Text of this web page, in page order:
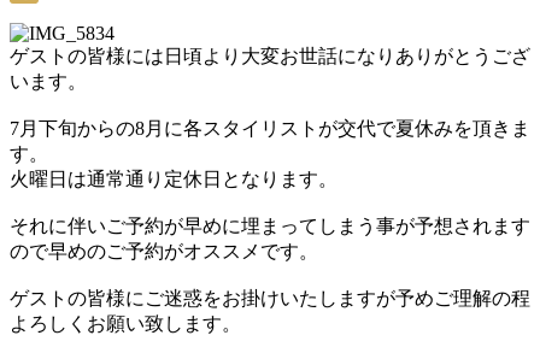
ゲストの皆様には日頃より大変お世話になりありがとうござ
います。
7月下旬からの8月に各スタイリストが交代で夏休みを頂きま
す。
火曜日は通常通り定休日となります。
それに伴いご予約が早めに埋まってしまう事が予想されます
ので早めのご予約がオススメです。
ゲストの皆様にご迷惑をお掛けいたしますが予めご理解の程
よろしくお願い致します。